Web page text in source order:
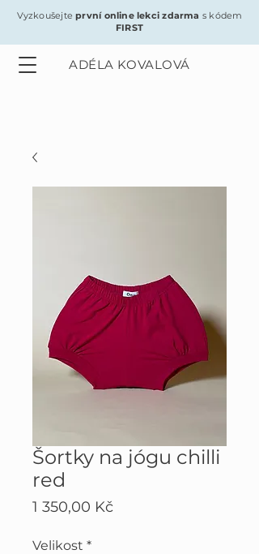
Vyzkoušejteprvní online lekci zdarma s kódem
FIRST
ADÉLA KOVALOVÁ
Šortky na jógu chilli
red
1 350,00 KčCena
Velikost *